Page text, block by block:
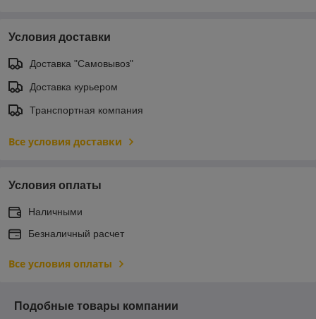
Условия доставки
Доставка "Самовывоз"
Доставка курьером
Транспортная компания
Все условия доставки
Условия оплаты
Наличными
Безналичный расчет
Все условия оплаты
Подобные товары компании